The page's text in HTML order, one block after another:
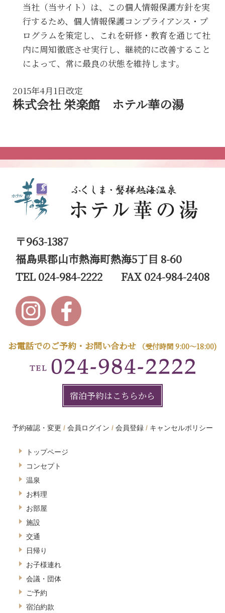
当社（当サイト）は、この個人情報保護方針を実
行するため、個人情報保護コンプライアンス・プ
ログラムを策定し、これを研修・教育を通じて社
内に周知徹底させ実行し、継続的に改善すること
によって、常に最良の状態を維持します。
2015年4月1日改定
株式会社 栄楽館 ホテル華の湯
〒963-1387
福島県郡山市熱海町熱海5丁目 8-60
TEL 024-984-2222
FAX 024-984-2408
お電話でのご予約・お問い合わせ （受付時間 9:00～18:00)
宿泊予約はこちらから
予約確認・変更 会員ログイン 会員登録 キャンセルポリシー
トップページ
コンセプト
温泉
お料理
お部屋
施設
交通
日帰り
お子様連れ
会議・団体
ご予約
宿泊約款